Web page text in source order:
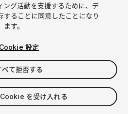
1/6
す
ング活動を支援するために、デ
ることに同意したことになり
ます。
Cookie 設定
べて拒否する
を受け入れる